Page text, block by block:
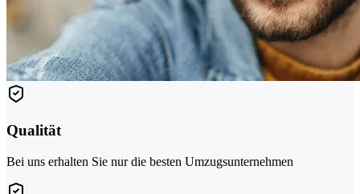
Qualität
Bei uns erhalten Sie nur die besten Umzugsunternehmen